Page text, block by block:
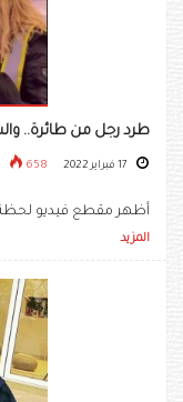
طرد رجل من طائرة..
658
أظهر مقطع فيديو لحظة
المزيد